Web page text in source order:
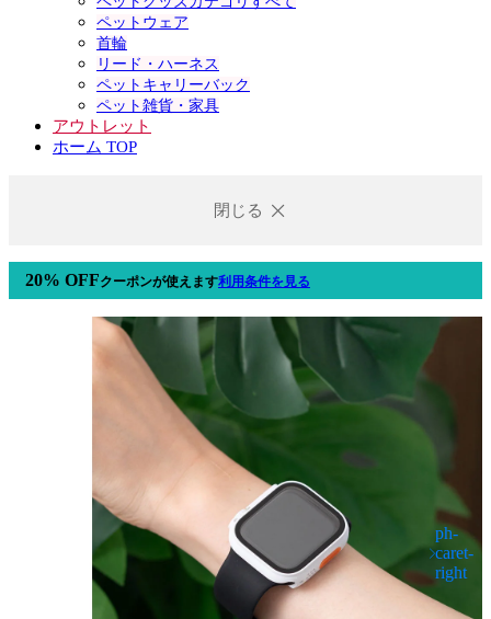
ペットウェア
首輪
リード・ハーネス
ペットキャリーバック
ペット雑貨・家具
アウトレット
ホーム TOP
閉じる
20% OFFクーポンが使えます利用条件を見る